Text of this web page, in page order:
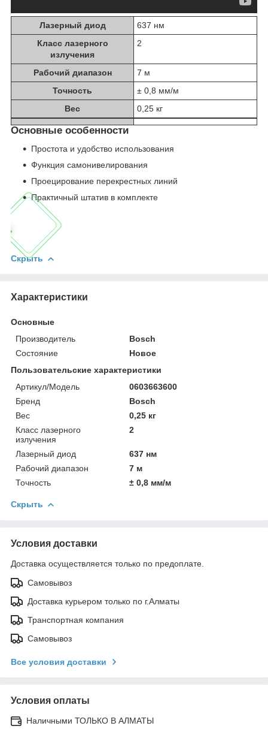
Лазерный диод
637 нм
Класс лазерного
излучения
2
Рабочий диапазон
7 м
Точность
± 0,8 мм/м
Вес
0,25 кг
Основные особенности
Простота и удобство использования
Функция самонивелирования
Проецирование перекрестных линий
Практичный штатив в комплекте
Скрыть
Характеристики
Основные
Производитель
Bosch
Состояние
Новое
Пользовательские характеристики
Артикул/Модель
0603663600
Бренд
Bosch
Вес
0,25 кг
Класс лазерного
излучения
2
Лазерный диод
637 нм
Рабочий диапазон
7 м
Точность
± 0,8 мм/м
Скрыть
Условия доставки
Доставка осуществляется только по предоплате.
Самовывоз
Доставка курьером только по г.Алматы
Транспортная компания
Самовывоз
Все условия доставки
Условия оплаты
Наличными ТОЛЬКО В АЛМАТЫ